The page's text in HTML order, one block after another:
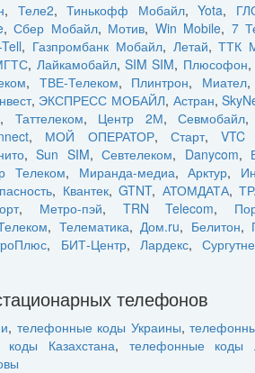
, Теле2,Тинькофф Мобайл,Yota,
,Сбер Мобайл, Мотив, Win Mobile, 7
, Газпромбанк Мобайл, Летай,ТТК
, Лайкамобайл, SIM SIM, Плюсофон,
, ТВЕ-Телеком, Плинтрон, Миател
, ЭКСПРЕСС МОБАЙЛ, Астран,
, Таттелеком, Центр 2М,Севмобайл
, МОЙ ОПЕРАТОР, Старт, VTC
,Sun SIM,Севтелеком, Danycom,
Телеком, Миранда-медиа,Арктур,
, Квантек, GTNT, АТОМДАТА,
, Метро-пэй, TRN Telecom,
, Телематика,Дом.ru, Белитон,
, БИТ-Центр, Лардекс,
телефонов
, телефонные коды Украины,
Казахстана, телефонные коды